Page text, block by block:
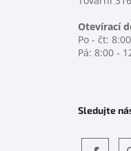
Otevírací
Po - čt:
Pá: 8:00 -
Sledujte